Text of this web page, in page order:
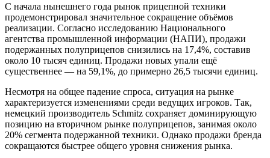
С начала нынешнего года рынок прицепной техники
продемонстрировал значительное сокращение объёмов
реализации. Согласно исследованию Национального
агентства промышленной информации (НАПИ), продажи
подержанных полуприцепов снизились на 17,4%, составив
около 10 тысяч единиц. Продажи новых упали ещё
существеннее — на 59,1%, до примерно 26,5 тысячи единиц.
Несмотря на общее падение спроса, ситуация на рынке
характеризуется изменениями среди ведущих игроков. Так,
немецкий производитель Schmitz сохраняет доминирующую
позицию на вторичном рынке полуприцепов, занимая около
20% сегмента подержанной техники. Однако продажи бренда
сокращаются быстрее общего уровня снижения рынка.